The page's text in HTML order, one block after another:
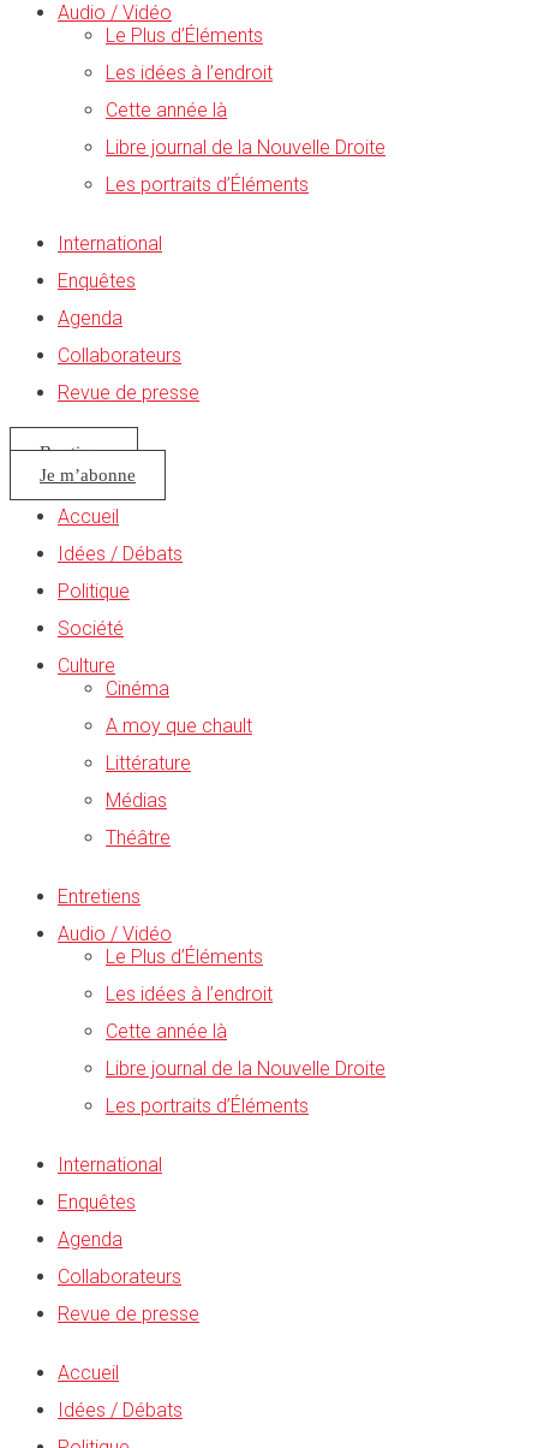
Audio / Vidéo
Le Plus d’Éléments
Les idées à l’endroit
Cette année là
Libre journal de la Nouvelle Droite
Les portraits d’Éléments
International
Enquêtes
Agenda
Collaborateurs
Revue de presse
Boutique
Je m’abonne
Accueil
Idées / Débats
Politique
Société
Culture
Cinéma
A moy que chault
Littérature
Médias
Théâtre
Entretiens
Audio / Vidéo
Le Plus d’Éléments
Les idées à l’endroit
Cette année là
Libre journal de la Nouvelle Droite
Les portraits d’Éléments
International
Enquêtes
Agenda
Collaborateurs
Revue de presse
Accueil
Idées / Débats